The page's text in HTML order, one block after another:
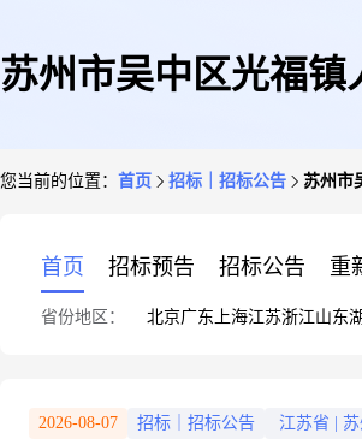
苏州市吴中区光福镇
您当前的位置： 首页 招标｜招标公告 苏州市
首页 招标预告 招标公告 重
省份地区： 北京广东 上海江苏浙江山东
2026-08-07 招标｜招标公告 江苏省